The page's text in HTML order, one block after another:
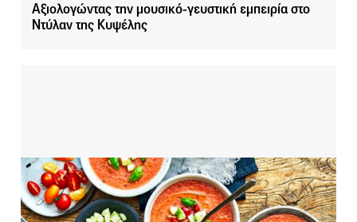
Αξιολογώντας την μουσικό-γευστική εμπειρία στο
Ντύλαν της Κυψέλης